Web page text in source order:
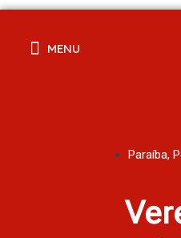
MENU
Paraíba,